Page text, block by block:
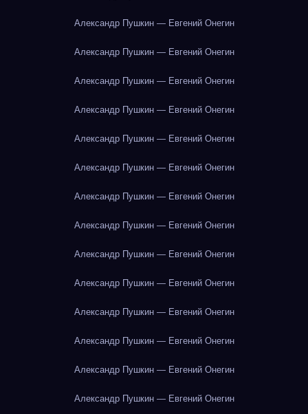
Александр Пушкин — Евгений Онегин
Александр Пушкин — Евгений Онегин
Александр Пушкин — Евгений Онегин
Александр Пушкин — Евгений Онегин
Александр Пушкин — Евгений Онегин
Александр Пушкин — Евгений Онегин
Александр Пушкин — Евгений Онегин
Александр Пушкин — Евгений Онегин
Александр Пушкин — Евгений Онегин
Александр Пушкин — Евгений Онегин
Александр Пушкин — Евгений Онегин
Александр Пушкин — Евгений Онегин
Александр Пушкин — Евгений Онегин
Александр Пушкин — Евгений Онегин